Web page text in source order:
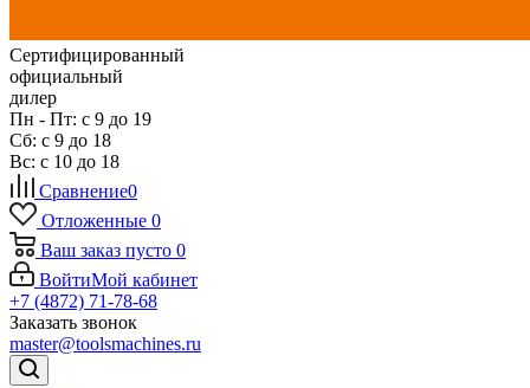
Сертифицированный
официальный
дилер
Пн - Пт: с 9 до 19
Сб: с 9 до 18
Вс: с 10 до 18
Сравнение0
Отложенные 0
Ваш заказ пусто 0
ВойтиМой кабинет
+7 (4872) 71-78-68
Заказать звонок
master@toolsmachines.ru